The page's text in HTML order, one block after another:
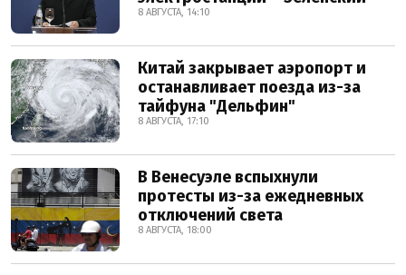
8 АВГУСТА, 14:10
Китай закрывает аэропорт и
останавливает поезда из-за
тайфуна "Дельфин"
8 АВГУСТА, 17:10
В Венесуэле вспыхнули
протесты из-за ежедневных
отключений света
8 АВГУСТА, 18:00